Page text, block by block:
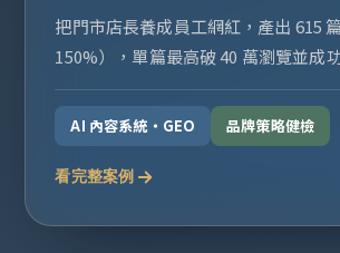
把門市店長養成員工網紅，產出 615
150%），單篇最高破 40 萬瀏覽並成
AI 內容系統・GEO 品牌策略健檢
看完整案例